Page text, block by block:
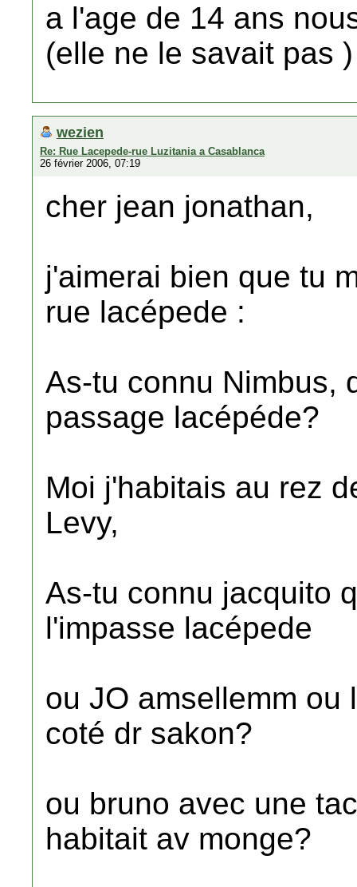
a l'age de 14 ans
(elle ne le savait pas )
wezien
Re: Rue Lacepede-rue Luzitania a Casablanca
26 février 2006, 07:19
cher jean jonathan,
j'aimerai bien que tu
rue lacépede :
As-tu connu Nimbus,
passage lacépéde?
Moi j'habitais au rez
Levy,
As-tu connu jacquito
l'impasse lacépede
ou JO amsellemm ou
coté dr sakon?
ou bruno avec une
habitait av monge?